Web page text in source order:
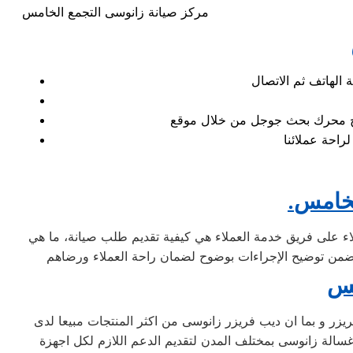
مركز صيانة زانوسى التجمع الخامس
محرك بحث جوجل من خلال موقع
على فريق خدمة العملاء هي كيفية تقديم طلب صيانة، ما هي
و بما ان ديب فريزر زانوسى من اكثر المنتجات مبيعا لدى
زانوسى بمختلف المدن لتقديم الدعم اللازم لكل اجهزة